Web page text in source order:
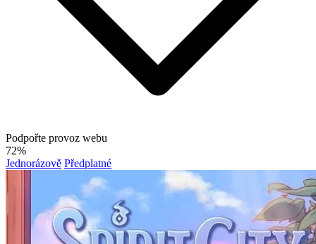
Podpořte provoz webu
72%
Jednorázově Předplatné